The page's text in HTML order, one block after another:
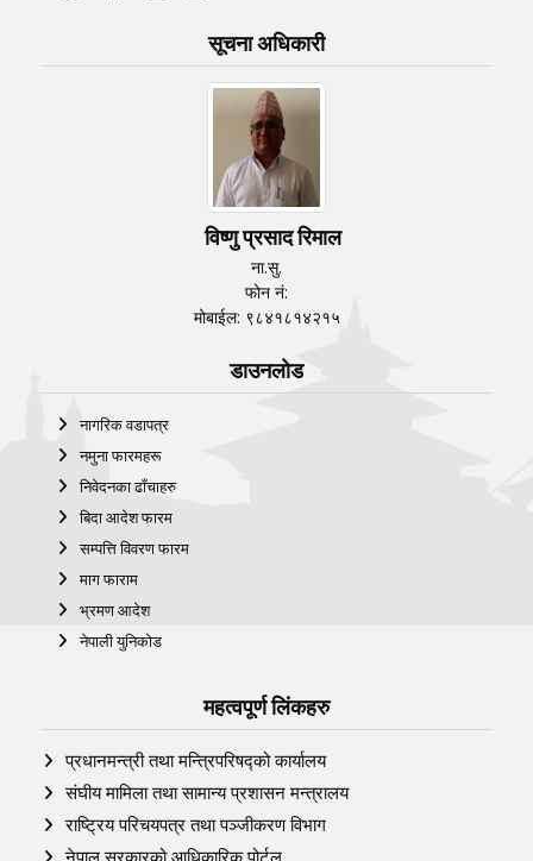
सूचना अधिकारी
विष्णु प्रसाद रिमाल
ना.सु.
फोन नं:
मोबाईल: ९८४१८१४२१५
डाउनलोड
नागरिक वडापत्र
नमुना फारमहरू
निवेदनका ढाँचाहरु
बिदा आदेश फारम
सम्पत्ति विवरण फारम
माग फाराम
भ्रमण आदेश
नेपाली युनिकोड
महत्वपूर्ण लिंकहरु
प्रधानमन्त्री तथा मन्त्रिपरिषद्को कार्यालय
संघीय मामिला तथा सामान्य प्रशासन मन्त्रालय
राष्ट्रिय परिचयपत्र तथा पञ्‍जीकरण विभाग